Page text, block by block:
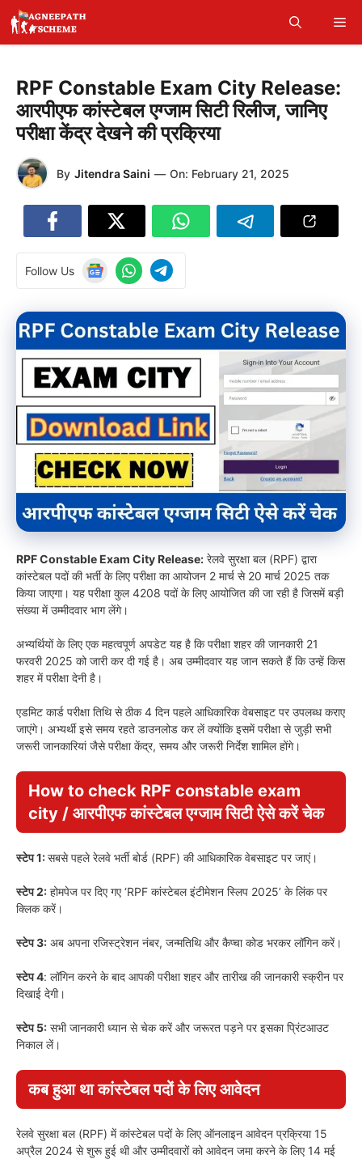
Skip
content
RPF Constable Exam City Release:
आरपीएफ कांस्टेबल एग्जाम सिटी रिलीज, जानिए
परीक्षा केंद्र देखने की प्रक्रिया
By Jitendra Saini — On: February 21, 2025
Follow Us
RPF Constable Exam City Release: रेलवे सुरक्षा बल (RPF) द्वारा
कांस्टेबल पदों की भर्ती के लिए परीक्षा का आयोजन 2 मार्च से 20 मार्च 2025 तक
किया जाएगा। यह परीक्षा कुल 4208 पदों के लिए आयोजित की जा रही है जिसमें बड़ी
संख्या में उम्मीदवार भाग लेंगे।
अभ्यर्थियों के लिए एक महत्वपूर्ण अपडेट यह है कि परीक्षा शहर की जानकारी 21
फरवरी 2025 को जारी कर दी गई है। अब उम्मीदवार यह जान सकते हैं कि उन्हें किस
शहर में परीक्षा देनी है।
एडमिट कार्ड परीक्षा तिथि से ठीक 4 दिन पहले आधिकारिक वेबसाइट पर उपलब्ध कराए
जाएंगे। अभ्यर्थी इसे समय रहते डाउनलोड कर लें क्योंकि इसमें परीक्षा से जुड़ी सभी
जरूरी जानकारियां जैसे परीक्षा केंद्र, समय और जरूरी निर्देश शामिल होंगे।
How to check RPF constable exam
city / आरपीएफ कांस्टेबल एग्जाम सिटी ऐसे करें चेक
स्टेप 1:सबसे पहले रेलवे भर्ती बोर्ड (RPF) की आधिकारिक वेबसाइट पर जाएं।
स्टेप 2: होमपेज पर दिए गए ‘RPF कांस्टेबल इंटीमेशन स्लिप 2025’ के लिंक पर
क्लिक करें।
स्टेप 3: अब अपना रजिस्ट्रेशन नंबर, जन्मतिथि और कैप्चा कोड भरकर लॉगिन करें।
स्टेप 4: लॉगिन करने के बाद आपकी परीक्षा शहर और तारीख की जानकारी स्क्रीन पर
दिखाई देगी।
स्टेप 5: सभी जानकारी ध्यान से चेक करें और जरूरत पड़ने पर इसका प्रिंटआउट
निकाल लें।
कब हुआ था कांस्टेबल पदों के लिए आवेदन
रेलवे सुरक्षा बल (RPF) में कांस्टेबल पदों के लिए ऑनलाइन आवेदन प्रक्रिया 15
अप्रैल 2024 से शुरू हुई थी और उम्मीदवारों को आवेदन जमा करने के लिए 14 मई